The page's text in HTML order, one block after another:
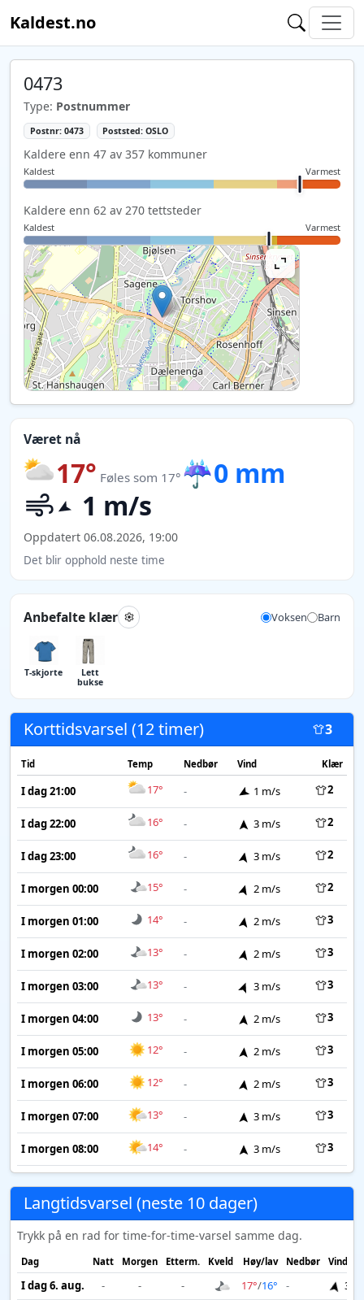
Kaldest.no
0473
Type: Postnummer
Postnr: 0473 Poststed: OSLO
Kaldere enn 47 av 357 kommuner
Kaldest Varmest
Kaldere enn 62 av 270 tettsteder
Kaldest Varmest
Været nå
17° Føles som 17° ☔0 mm
1 m/s
Oppdatert 06.08.2026, 19:00
Det blir opphold neste time
Anbefalte klær Voksen Barn
T-skjorte
Lett
bukse
Korttidsvarsel (12 timer) 3
Tid Temp Nedbør Vind Klær
I dag 21:00 17° - 1 m/s 2
I dag 22:00 16° - 3 m/s 2
I dag 23:00 16° - 3 m/s 2
I morgen 00:00 15° - 2 m/s 2
I morgen 01:00 14° - 2 m/s 3
I morgen 02:00 13° - 2 m/s 3
I morgen 03:00 13° - 3 m/s 3
I morgen 04:00 13° - 2 m/s 3
I morgen 05:00 12° - 2 m/s 3
I morgen 06:00 12° - 2 m/s 3
I morgen 07:00 13° - 3 m/s 3
I morgen 08:00 14° - 3 m/s 3
Langtidsvarsel (neste 10 dager)
Trykk på en rad for time-for-time-varsel samme dag.
Dag Natt Morgen Etterm. Kveld Høy/lav Nedbør Vind
I dag 6. aug. - - - 17°/16° -
3